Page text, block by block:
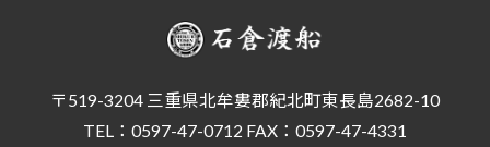
〒519-3204 三重県北牟婁郡紀北町東長島2682-10
TEL：0597-47-0712 FAX：0597-47-4331